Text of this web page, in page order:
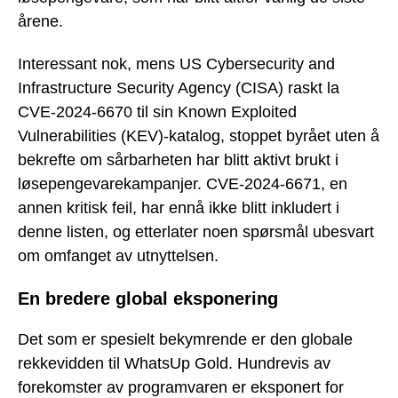
årene.
Interessant nok, mens US Cybersecurity and
Infrastructure Security Agency (CISA) raskt la
CVE-2024-6670 til sin Known Exploited
Vulnerabilities (KEV)-katalog, stoppet byrået uten å
bekrefte om sårbarheten har blitt aktivt brukt i
løsepengevarekampanjer. CVE-2024-6671, en
annen kritisk feil, har ennå ikke blitt inkludert i
denne listen, og etterlater noen spørsmål ubesvart
om omfanget av utnyttelsen.
En bredere global eksponering
Det som er spesielt bekymrende er den globale
rekkevidden til WhatsUp Gold. Hundrevis av
forekomster av programvaren er eksponert for